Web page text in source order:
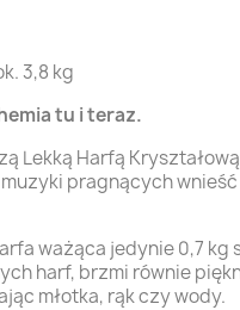
3,8 kg
tu i teraz.
Lekką Harfą
pragnących
ważąca jedynie 0,7 kg
harf, brzmi równie
młotka, rąk czy wody.